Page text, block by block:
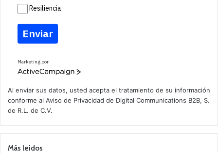
Resiliencia
Enviar
Marketing por
A
v
e
a
m
a
Al enviar sus datos, usted acepta el tratamiento de su información
conforme al Aviso de Privacidad de Digital Communications B2B, S.
de R.L. de C.V.
Más leidos